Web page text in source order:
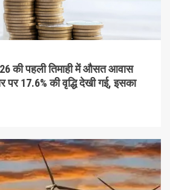
की पहली तिमाही में औसत आवास
पर 17.6% की वृद्धि देखी गई, इसका